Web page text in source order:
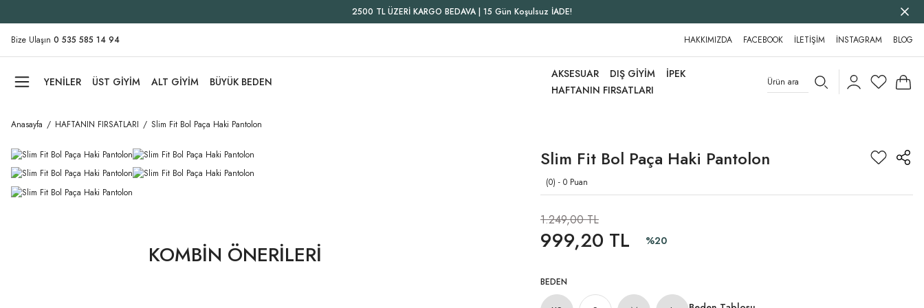
2500 TL ÜZERİ KARGO BEDAVA | 15 Gün Koşulsuz İADE!
Bize Ulaşın 0 535 585 14 94 HAKKIMIZDA FACEBOOK İLETİŞİM İNSTAGRAM BLOG
YENİLER ÜST GİYİM ALT GİYİM BÜYÜK BEDEN
AKSESUAR DIŞ GİYİM
İPEK
HAFTANIN FIRSATLARI
Anasayfa HAFTANIN FIRSATLARI Slim Fit Bol Paça Haki Pantolon
KOMBİN ÖNERİLERİ
Slim Fit Bol Paça Haki Pantolon
(0) - 0 Puan
1.249,00 TL
999,20 TL %20
BEDEN